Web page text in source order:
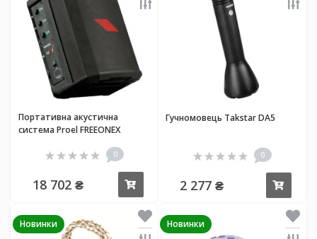
Портативна акустична
система Proel FREEONEX
0
18 702 ₴
Гучномовець Takstar DA5
0
2 277 ₴
Новинки Новинки